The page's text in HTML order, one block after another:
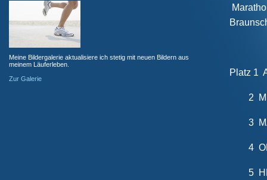
Platz 1
2
3
4
5
Meine Bildergalerie aktualisiere ich stetig mit neuen Bildern aus
meinem Läuferleben.
Zur Galerie